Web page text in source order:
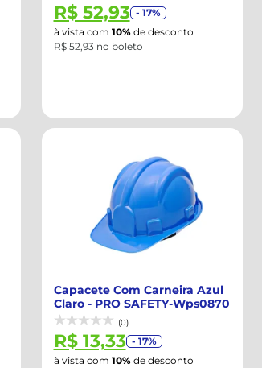
R$ 52,93 - 17%
à vista com 10%de desconto
R$ 52,93 no boleto
Capacete Com Carneira Azul
Claro - PRO SAFETY-Wps0870
(0)
R$ 13,33 - 17%
à vista com 10%de desconto